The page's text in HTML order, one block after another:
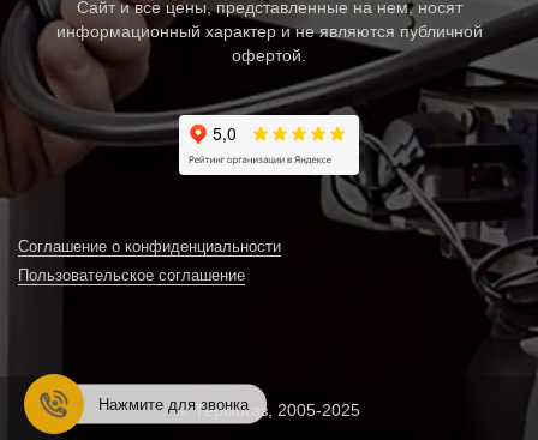
Сайт и все цены, представленные на нем, носят
информационный характер и не являются публичной
офертой.
Соглашение о конфиденциальности
Пользовательское соглашение
© Термогаз, 2005-2025
Нажмите для звонка